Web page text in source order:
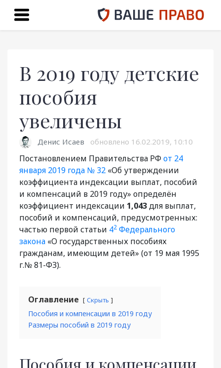
В 2019 году детские
пособия
увеличены
Денис Исаев обновлено 16.02.2019, 10:10
Постановлением Правительства РФот 24
января 2019 года № 32 «Об утверждении
коэффициента индексации выплат, пособий
и компенсаций в 2019 году» определён
коэффициент индексации 1,043для выплат,
пособий и компенсаций, предусмотренных:
частью первой статьи 42 Федерального
закона «О государственных пособиях
гражданам, имеющим детей» (от 19 мая 1995
г.№ 81-ФЗ).
Оглавление Скрыть
Пособия и компенсации в 2019 году
Размеры пособий в 2019 году